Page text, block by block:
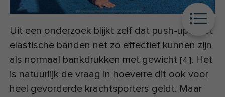
Uit een onderzoek blijkt zelf dat push-ups met
elastische banden net zo effectief kunnen zijn
als normaal bankdrukken met gewicht [4]. Het
is natuurlijk de vraag in hoeverre dit ook voor
heel gevorderde krachtsporters geldt. Maar